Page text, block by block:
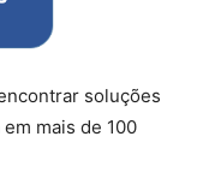
soluções
mais de 100